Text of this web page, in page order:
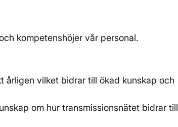
kompetenshöjer vår personal.
årligen vilket bidrar till ökad kunskap och
om hur transmissionsnätet bidrar till